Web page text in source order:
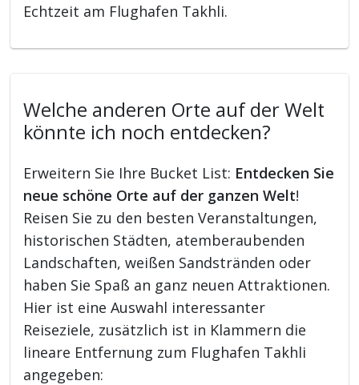
Echtzeit am Flughafen Takhli.
Welche anderen Orte auf der Welt
könnte ich noch entdecken?
Erweitern Sie Ihre Bucket List: Entdecken Sie
neue schöne Orte auf der ganzen Welt!
Reisen Sie zu den besten Veranstaltungen,
historischen Städten, atemberaubenden
Landschaften, weißen Sandstränden oder
haben Sie Spaß an ganz neuen Attraktionen.
Hier ist eine Auswahl interessanter
Reiseziele, zusätzlich ist in Klammern die
lineare Entfernung zum Flughafen Takhli
angegeben: